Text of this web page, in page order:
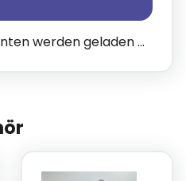
werden geladen ...